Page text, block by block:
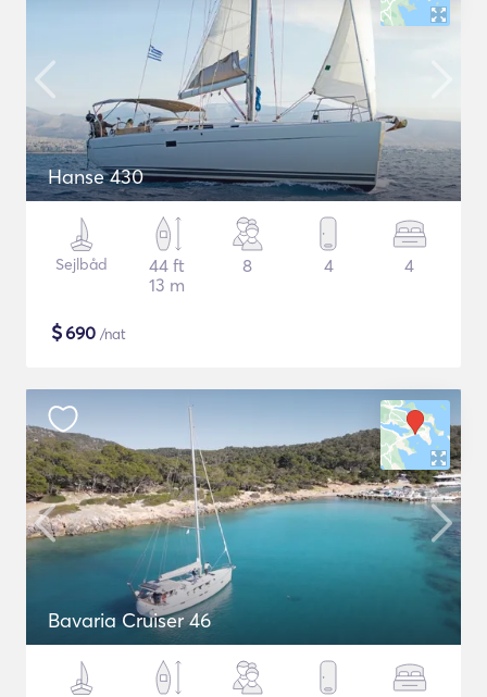
Hanse 430
Sejlbåd
44 ft
13 m
8 4 4
$690 /nat
Bavaria Cruiser 46